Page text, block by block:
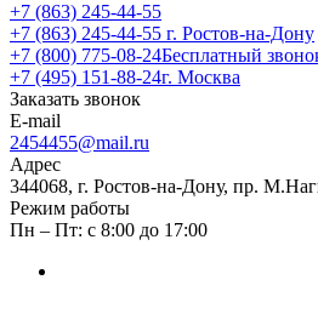
+7 (863) 245-44-55
+7 (863) 245-44-55 г. Ростов-на-Дону
+7 (800) 775-08-24Бесплатный
+7 (495) 151-88-24г. Москва
Заказать звонок
E-mail
2454455@mail.ru
Адрес
344068, г. Ростов-на-Дону, пр.
Режим работы
Пн – Пт: с 8:00 до 17:00